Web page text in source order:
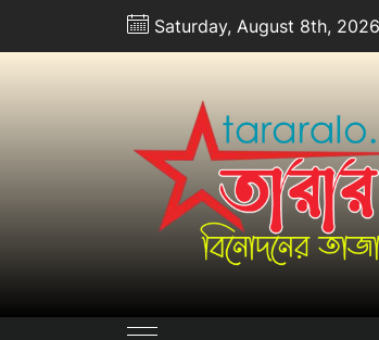
Saturday, August 8th, 2026